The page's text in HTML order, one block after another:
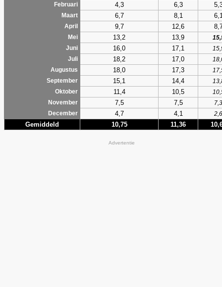
Februari 4,3 6,3
Maart 6,7 8,1
April 9,7 12,6
Mei 13,2 13,9
Juni
16,0 17,1
Juli
18,2 17,0
Augustus
18,0 17,3
September
15,1 14,4
Oktober
11,4 10,5
November
7,5 7,5
7,3
December
4,7 4,1 2,6
Gemiddeld 10,75 11,36
Advertentie